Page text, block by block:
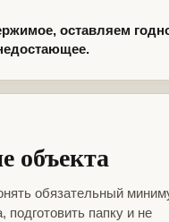
оставляем
объекта
обязательный
подготовить папку и не